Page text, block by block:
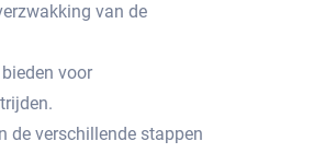
van de
voor
de verschillende stappen